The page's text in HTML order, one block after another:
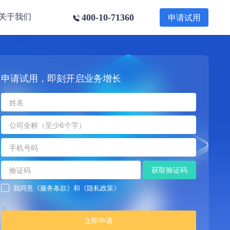
于我们
司介绍
400-10-71360 申请试用
申请试用，即刻开启业务增长
获取验证码
我同意 《服务条款》 和 《隐私政策》